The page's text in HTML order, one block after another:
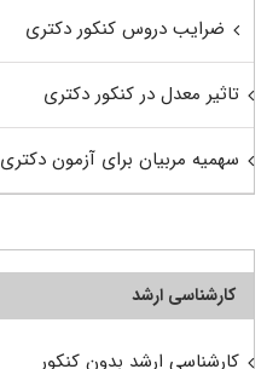
ضرایب دروس کنکور دکتری
تاثیر معدل در کنکور دکتری
سهمیه مربیان برای آزمون دکتری
کارشناسی ارشد
کارشناسی ارشد بدون کنکور